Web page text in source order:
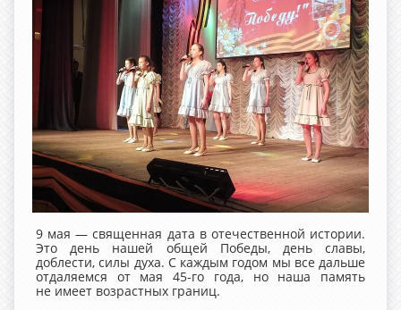
9 мая — священная дата в отечественной истории.
Это день нашей общей Победы, день славы,
доблести, силы духа. С каждым годом мы все дальше
отдаляемся от мая 45-го года, но наша память
не имеет возрастных границ.